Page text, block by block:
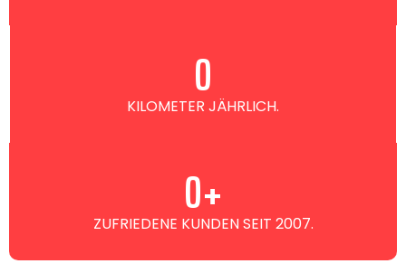
KILOMETER JÄHRLICH.
0
ZUFRIEDENE KUNDEN SEIT 2007.
0+